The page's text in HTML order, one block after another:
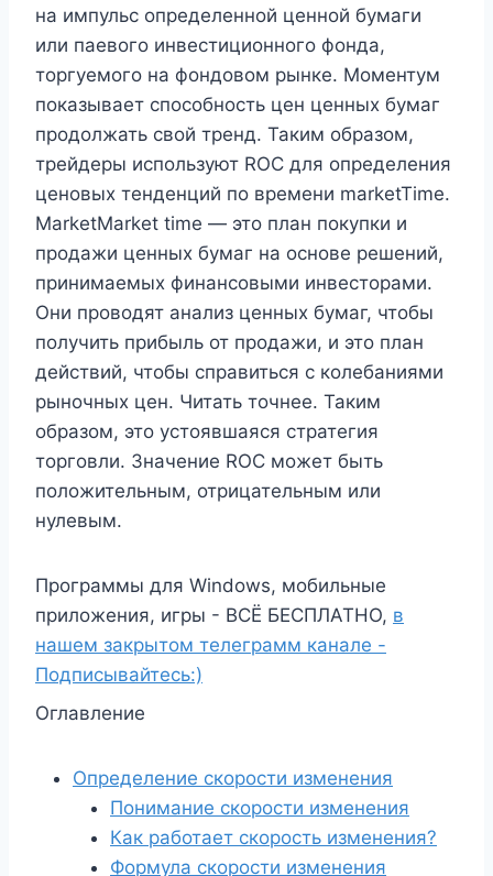
на импульс определенной ценной бумаги
или паевого инвестиционного фонда,
торгуемого на фондовом рынке. Моментум
показывает способность цен ценных бумаг
продолжать свой тренд. Таким образом,
трейдеры используют ROC для определения
ценовых тенденций по времени marketTime.
MarketMarket time — это план покупки и
продажи ценных бумаг на основе решений,
принимаемых финансовыми инвесторами.
Они проводят анализ ценных бумаг, чтобы
получить прибыль от продажи, и это план
действий, чтобы справиться с колебаниями
рыночных цен. Читать точнее. Таким
образом, это устоявшаяся стратегия
торговли. Значение ROC может быть
положительным, отрицательным или
нулевым.
Программы для Windows, мобильные
приложения, игры - ВСЁ БЕСПЛАТНО, в
нашем закрытом телеграмм канале -
Подписывайтесь:)
Оглавление
Определение скорости изменения
Понимание скорости изменения
Как работает скорость изменения?
Формула скорости изменения